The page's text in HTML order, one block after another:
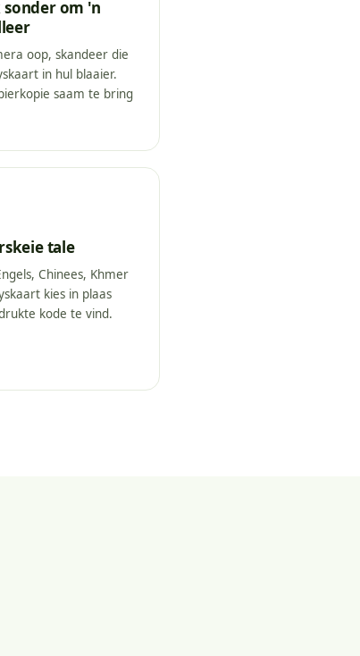
om 'n
oop, skandeer die
in hul blaaier.
saam te bring
tale
Chinees, Khmer
kies in plaas
kode te vind.